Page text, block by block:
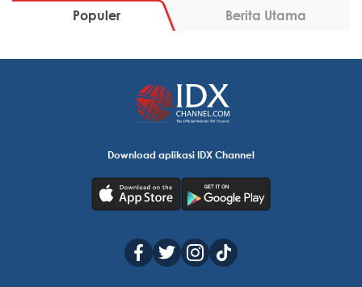
Populer Berita Utama
Download aplikasi IDX Channel